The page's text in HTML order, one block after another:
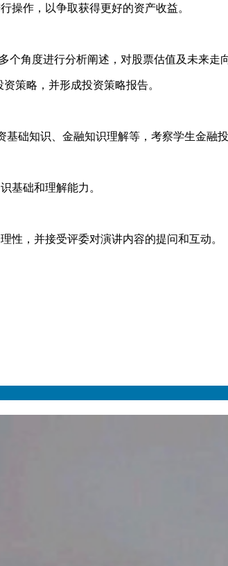
操作，以争取获得更好的资产收益。
个角度进行分析阐述，对股票估值及未来走
策略，并形成投资策略报告。
础知识、金融知识理解等，考察学生金融
基础和理解能力。
性，并接受评委对演讲内容的提问和互动。